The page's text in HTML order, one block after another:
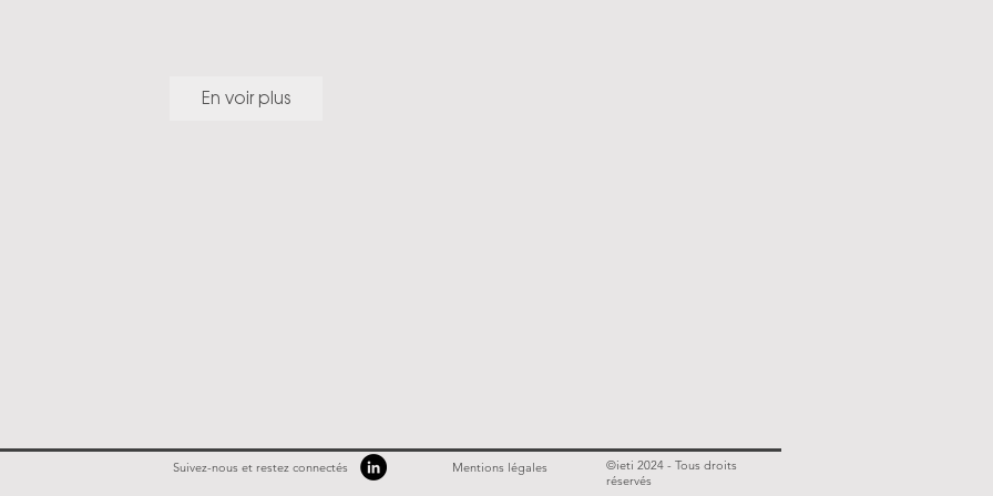
En voir plus
Mentions légales
©ieti 2024 - Tous droits
réservés
Suivez-nous et restez connectés